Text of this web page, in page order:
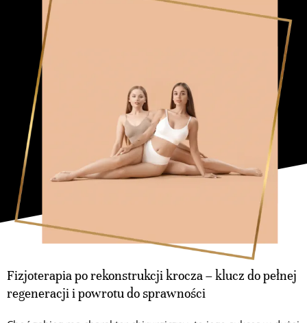
Fizjoterapia po rekonstrukcji krocza – klucz do pełnej
regeneracji i powrotu do sprawności